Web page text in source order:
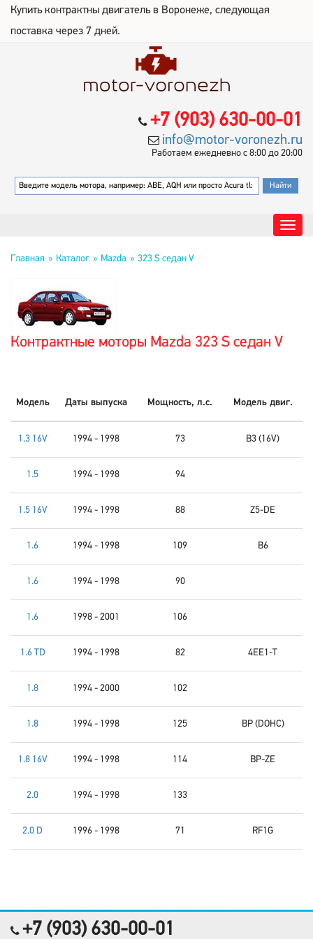
Купить контрактны двигатель в Воронеже, следующая
поставка через 7 дней.
+7 (903) 630-00-01
info@motor-voronezh.ru
Работаем ежедневно с 8:00 до 20:00
Главная Каталог Mazda 323 S седан V
Контрактные моторы Mazda 323 S седан V
Модель Даты выпуска Мощность, л.с. Модель двиг.
1.3 16V 1994 - 1998 73 B3 (16V)
1.5 1994 - 1998 94
1.5 16V 1994 - 1998 88 Z5-DE
1.6 1994 - 1998 109 B6
1.6 1994 - 1998 90
1.6 1998 - 2001 106
1.6 TD 1994 - 1998 82 4EE1-T
1.8 1994 - 2000 102
1.8 1994 - 1998 125 BP (DOHC)
1.8 16V 1994 - 1998 114 BP-ZE
2.0 1994 - 1998 133
2.0 D 1996 - 1998 71 RF1G
+7 (903) 630-00-01